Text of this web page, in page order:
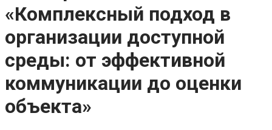
«Комплексный подход в
организации доступной
среды: от эффективной
коммуникации до оценки
объекта»